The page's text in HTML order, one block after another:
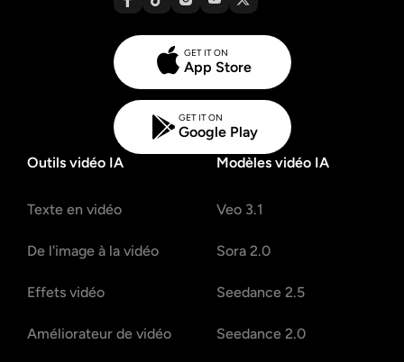
GET IT ON
App Store
GET IT ON
Google Play
Outils vidéo IA
Texte en vidéo
De l'image à la vidéo
Effets vidéo
Améliorateur de vidéo
Modèles vidéo IA
Veo 3.1
Sora 2.0
Seedance 2.5
Seedance 2.0